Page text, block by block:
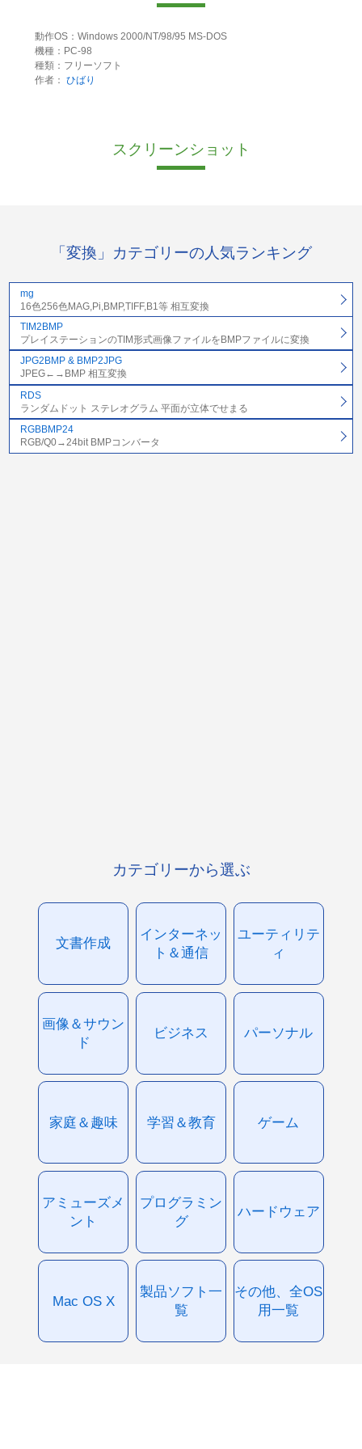
動作OS：Windows 2000/NT/98/95 MS-DOS
機種：PC-98
種類：フリーソフト
作者： ひばり
スクリーンショット
「変換」カテゴリーの人気ランキング
mg
16色256色MAG,Pi,BMP,TIFF,B1等 相互変換
TIM2BMP
プレイステーションのTIM形式画像ファイルをBMPファイルに変換
JPG2BMP & BMP2JPG
JPEG←→BMP 相互変換
RDS
ランダムドット ステレオグラム 平面が立体でせまる
RGBBMP24
RGB/Q0→24bit BMPコンバータ
カテゴリーから選ぶ
文書作成
インターネッ
ト＆通信
ユーティリテ
ィ
画像＆サウン
ド
ビジネス パーソナル
家庭＆趣味 学習＆教育 ゲーム
アミューズメ
ント
プログラミン
グ
ハードウェア
Mac OS X
製品ソフト一
覧
その他、全OS
用一覧